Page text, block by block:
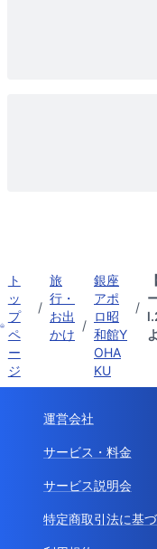
ト
ッ
プ
ペ
ー
ジ
/
旅
行・
お出
かけ
/
銀座
アポ
ロ昭
和館Y
OHA
KU
/
運営会社
サービス・料金
サービス説明会
特定商取引法に基